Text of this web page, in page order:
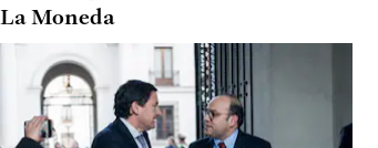
La Moneda